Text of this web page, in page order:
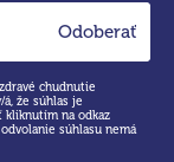
Odoberať
chudnutie
že súhlas je
kliknutím na odkaz
odvolanie súhlasu nemá